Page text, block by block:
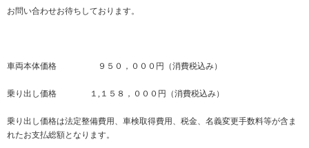
お問い合わせお待ちしております。
車両本体価格 ９５０，０００円（消費税込み）
乗り出し価格 １,１５８，０００円（消費税込み）
乗り出し価格は法定整備費用、車検取得費用、税金、名義変更手数料等が含ま
れたお支払総額となります。